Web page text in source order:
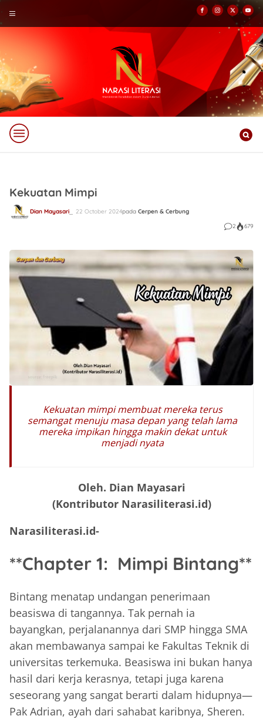
Kekuatan Mimpi
Dian Mayasari 22 October 2024pada Cerpen & Cerbung
2
679
Kekuatan mimpi membuat mereka terus
semangat menuju masa depan yang telah lama
mereka impikan hingga makin dekat untuk
menjadi nyata
Oleh. Dian Mayasari
(Kontributor Narasiliterasi.id)
Narasiliterasi.id-
**Chapter 1: Mimpi Bintang**
Bintang menatap undangan penerimaan
beasiswa di tangannya. Tak pernah ia
bayangkan, perjalanannya dari SMP hingga SMA
akan membawanya sampai ke Fakultas Teknik di
universitas terkemuka. Beasiswa ini bukan hanya
hasil dari kerja kerasnya, tetapi juga karena
seseorang yang sangat berarti dalam hidupnya—
Pak Adrian, ayah dari sahabat karibnya, Sheren.